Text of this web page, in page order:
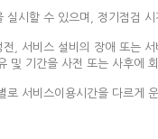
실시할 수 있으며, 정기점검
, 서비스 설비의 장애 또는
및 기간을 사전 또는 사후에
로 서비스이용시간을 다르게